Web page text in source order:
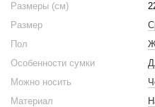
Размеры (см)
Размер
Пол
Особенности сумки
Можно носить
Материал